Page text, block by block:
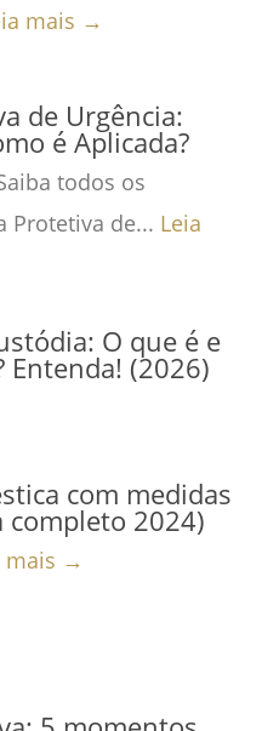
mais →
de Urgência:
é Aplicada?
todos os
Protetiva de... Leia
O que é e
Entenda! (2026)
com medidas
completo 2024)
mais →